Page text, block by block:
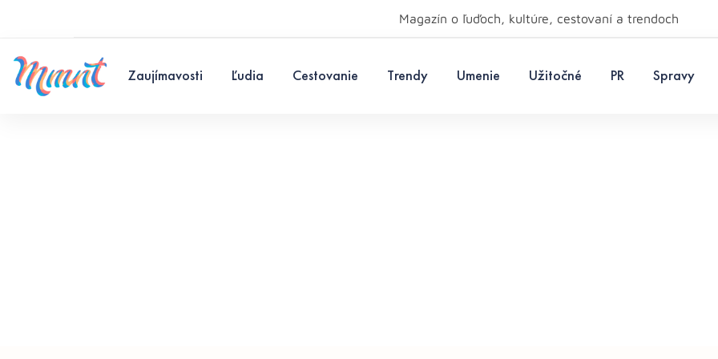
Magazín o ľuďoch, kultúre, cestovaní a trendoch
Zaujímavosti Ľudia Cestovanie Trendy Umenie Užitočné PR Spravy